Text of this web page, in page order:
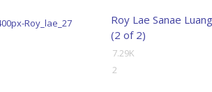
Roy Lae Sanae
(2 of 2)
7.29K
2